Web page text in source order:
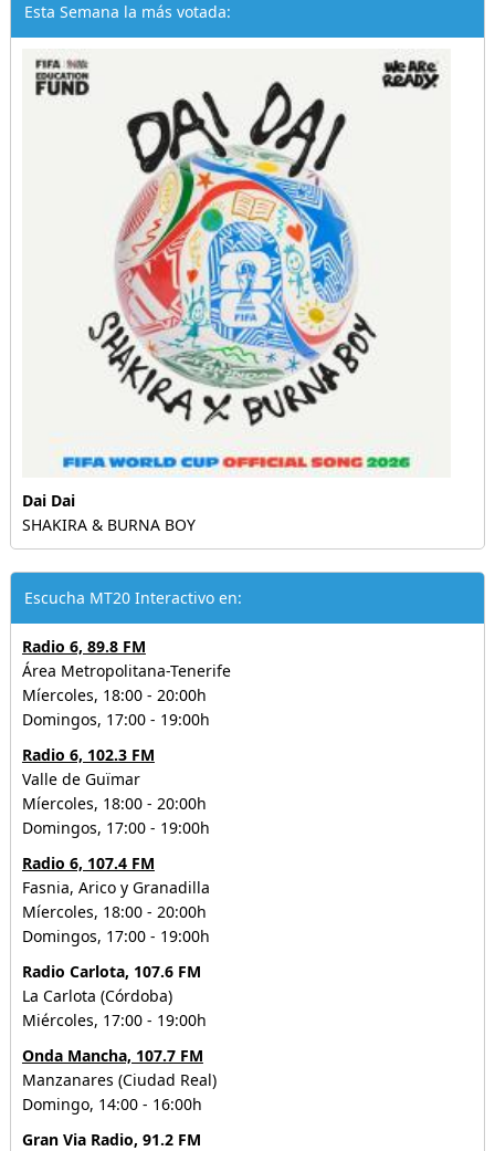
Esta Semana la más votada:
Dai Dai
SHAKIRA & BURNA BOY
Escucha MT20 Interactivo en:
Radio 6, 89.8 FM
Área Metropolitana-Tenerife
Míercoles, 18:00 - 20:00h
Domingos, 17:00 - 19:00h
Radio 6, 102.3 FM
Valle de Guïmar
Míercoles, 18:00 - 20:00h
Domingos, 17:00 - 19:00h
Radio 6, 107.4 FM
Fasnia, Arico y Granadilla
Míercoles, 18:00 - 20:00h
Domingos, 17:00 - 19:00h
Radio Carlota, 107.6 FM
La Carlota (Córdoba)
Miércoles, 17:00 - 19:00h
Onda Mancha, 107.7 FM
Manzanares (Ciudad Real)
Domingo, 14:00 - 16:00h
Gran Via Radio, 91.2 FM